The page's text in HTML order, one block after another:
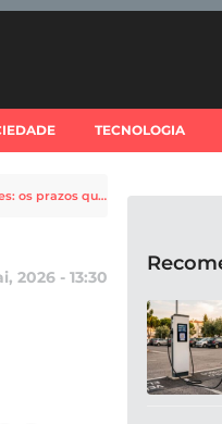
TECNOLOGIA
Calendário fiscal de junho para Trabalhadores Independentes: os prazos que não pode falhar
2026 - 13:30